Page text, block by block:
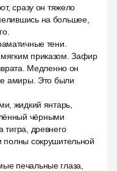
сразу он тяжело
на большее,
тени.
приказом. Зафир
Медленно он
амиры. Это были
жидкий янтарь,
чёрными
тигра, древнего
сокрушительной
печальные глаза,